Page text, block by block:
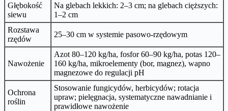
Głębokość
siewu
Na glebach lekkich: 2–3 cm; na glebach cięższych:
1–2 cm
Rozstawa
rzędów
25–30 cm w systemie pasowo-rzędowym
Nawożenie
Azot 80–120 kg/ha, fosfor 60–90 kg/ha, potas 120–
160 kg/ha, mikroelementy (bor, magnez), wapno
magnezowe do regulacji pH
Ochrona
roślin
Stosowanie fungicydów, herbicydów; rotacja
upraw; pielęgnacja, systematyczne nawadnianie i
prawidłowe nawożenie